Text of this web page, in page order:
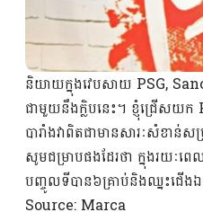
និយាយក្នុងវេបសាយ PSG,
ជាមួយនឹងក្លិបនេះ។ ខ្ញុំជ្រើសយក
បារាំងវាពិតជាមានសារៈសំខាន់
សូមជម្រាបផងដែរថា ក្នុងរយ
បញ្ចូលទីបាន៦គ្រាប់និងឈ្នះជើ
Source: Marca